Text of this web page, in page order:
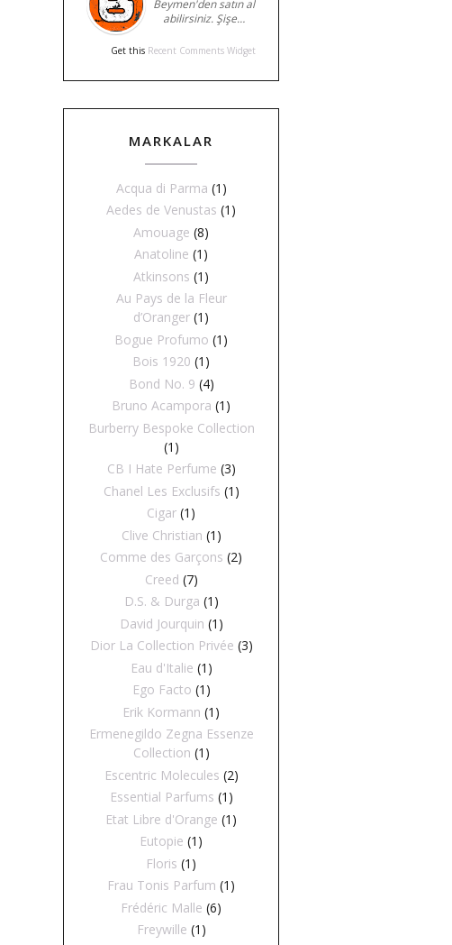
Beymen'den satın al
abilirsiniz. Şişe…
Get this Recent Comments Widget
MARKALAR
Acqua di Parma (1)
Aedes de Venustas (1)
Amouage (8)
Anatoline (1)
Atkinsons (1)
Au Pays de la Fleur
d’Oranger (1)
Bogue Profumo (1)
Bois 1920 (1)
Bond No. 9 (4)
Bruno Acampora (1)
Burberry Bespoke Collection
(1)
CB I Hate Perfume (3)
Chanel Les Exclusifs (1)
Cigar (1)
Clive Christian (1)
Comme des Garçons (2)
Creed (7)
D.S. & Durga (1)
David Jourquin (1)
Dior La Collection Privée (3)
Eau d'Italie (1)
Ego Facto (1)
Erik Kormann (1)
Ermenegildo Zegna Essenze
Collection (1)
Escentric Molecules (2)
Essential Parfums (1)
Etat Libre d'Orange (1)
Eutopie (1)
Floris (1)
Frau Tonis Parfum (1)
Frédéric Malle (6)
Freywille (1)